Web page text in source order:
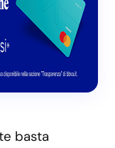
basta